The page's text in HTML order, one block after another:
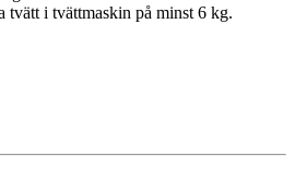
tvätt i tvättmaskin på minst 6 kg.